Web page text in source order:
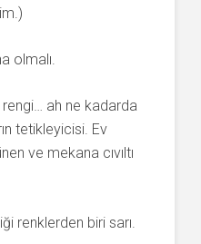
olmalı.
rengi… ah ne kadarda
tetikleyicisi. Ev
ve mekana cıvıltı
renklerden biri sarı.